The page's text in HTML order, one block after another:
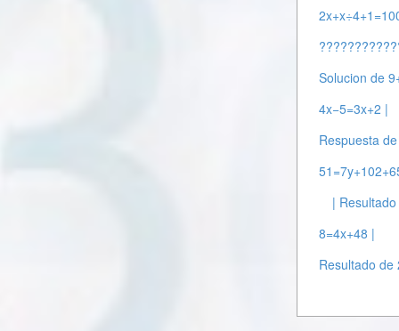
Solucion de
4x−5=3x+2 |
Respuesta
|
8=4x+48 |
Resultado de